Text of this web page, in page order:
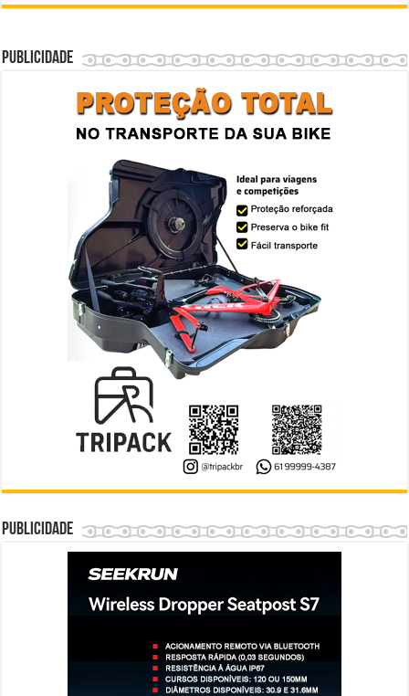
Publicidade
Publicidade